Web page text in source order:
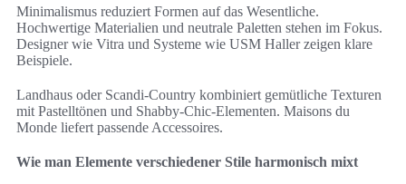
Minimalismus reduziert Formen auf das Wesentliche.
Hochwertige Materialien und neutrale Paletten stehen im Fokus.
Designer wie Vitra und Systeme wie USM Haller zeigen klare
Beispiele.
Landhaus oder Scandi-Country kombiniert gemütliche Texturen
mit Pastelltönen und Shabby-Chic-Elementen. Maisons du
Monde liefert passende Accessoires.
Wie man Elemente verschiedener Stile harmonisch mixt